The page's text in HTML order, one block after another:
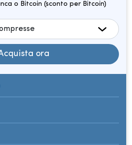
o Bitcoin (sconto per Bitcoin)
ora